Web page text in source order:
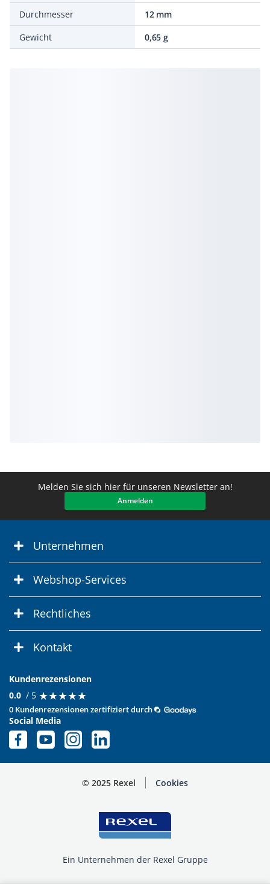
Durchmesser
12 mm
Gewicht
0,65 g
Melden Sie sich hier für unseren Newsletter an!
Anmelden
Unternehmen
Webshop-Services
Rechtliches
Kontakt
Kundenrezensionen
0.0 / 5 ★★★★★
★★★★★
0 Kundenrezensionen zertifiziert durch
Social Media
© 2025 Rexel Cookies
Ein Unternehmen der Rexel Gruppe